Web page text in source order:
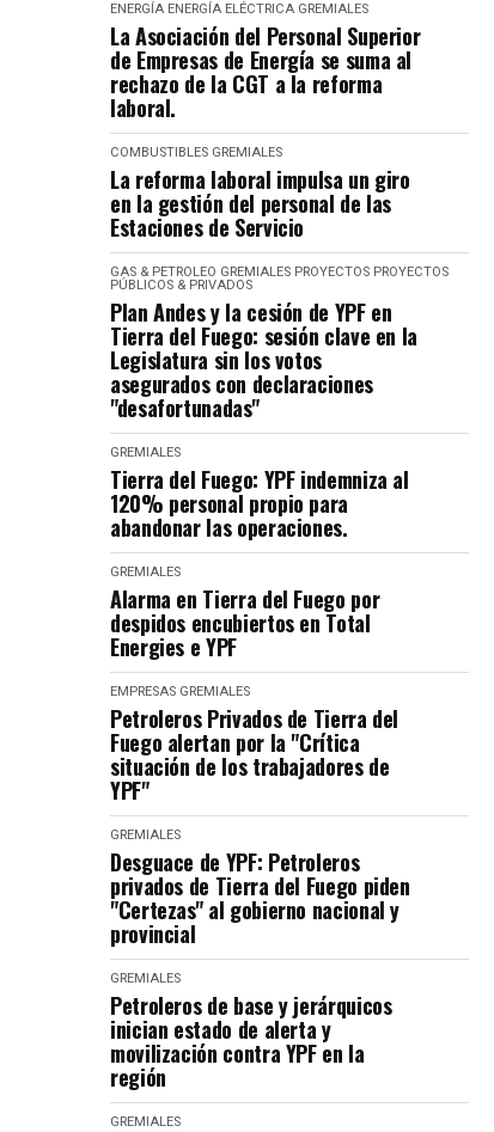
ENERGÍA ENERGÍA ELÉCTRICA GREMIALES
La Asociación del Personal Superior
de Empresas de Energía se suma al
rechazo de la CGT a la reforma
laboral.
COMBUSTIBLES GREMIALES
La reforma laboral impulsa un giro
en la gestión del personal de las
Estaciones de Servicio
GAS & PETROLEO GREMIALES PROYECTOS PROYECTOS
PÚBLICOS & PRIVADOS
Plan Andes y la cesión de YPF en
Tierra del Fuego: sesión clave en la
Legislatura sin los votos
asegurados con declaraciones
"desafortunadas"
GREMIALES
Tierra del Fuego: YPF indemniza al
120% personal propio para
abandonar las operaciones.
GREMIALES
Alarma en Tierra del Fuego por
despidos encubiertos en Total
Energies e YPF
EMPRESAS GREMIALES
Petroleros Privados de Tierra del
Fuego alertan por la "Crítica
situación de los trabajadores de
YPF"
GREMIALES
Desguace de YPF: Petroleros
privados de Tierra del Fuego piden
"Certezas" al gobierno nacional y
provincial
GREMIALES
Petroleros de base y jerárquicos
inician estado de alerta y
movilización contra YPF en la
región
GREMIALES